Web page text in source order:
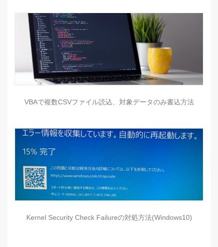
VBAで複数CSVファイル読込、対象データのみ書込方法
Kernel Security Check Failureの対処方法(Windows10)